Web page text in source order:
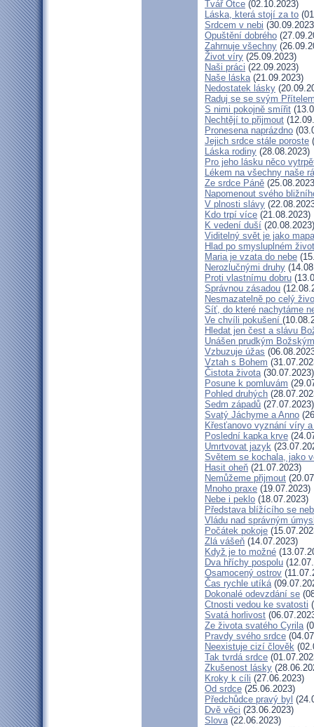
Tvář Otce (02.10.2023)
Láska, která stojí za to
Srdcem v nebi
Opuštění dobrého
Zahrnuje všechny
Život víry (25.09.2023)
Naši práci (22.09.2023)
Naše láska(21.09.2023)
Nedostatek lásky
Raduj se se svým
S nimi pokojně smířit
Nechtějí to přijmout
Pronesena naprázdno
Jejich srdce stále poroste
Láska rodiny (28.08.2023)
Pro jeho lásku něco
Lékem na všechny naše
Ze srdce Páně
Napomenout svého
V plnosti slávy
Kdo trpí více (21.08.2023)
K vedení duší (20.08.2023)
Viditelný svět je jako mapa
Hlad po smysluplném
Maria je vzata do nebe
Nerozlučnými druhy
Proti vlastnímu dobru
Správnou zásadou
Nesmazatelně po celý
Síť, do které nachytáme
Ve chvíli pokušení
Hledat jen čest a slávu
Unášen prudkým
Vzbuzuje úžas
Vztah s Bohem
Čistota života(30.07.2023)
Posune k pomluvám
Pohled druhých
Sedm západů (27.07.2023)
Svatý Jáchyme a Anno
Křesťanovo vyznání víry
Poslední kapka krve
Umrtvovat jazyk
Světem se kochala, jako
Hasit oheň (21.07.2023)
Nemůžeme přijmout
Mnoho praxe (19.07.2023)
Nebe i peklo (18.07.2023)
Představa blížícího se
Vládu nad správným
Počátek pokoje
Zlá vášeň (14.07.2023)
Když je to možné
Dva hříchy pospolu
Osamocený ostrov
Čas rychle utíká
Dokonalé odevzdání se
Ctnosti vedou ke svatosti
Svatá horlivost
Ze života svatého Cyrila
Pravdy svého srdce
Neexistuje cizí člověk
Tak tvrdá srdce
Zkušenost lásky
Kroky k cíli (27.06.2023)
Od srdce (25.06.2023)
Předchůdce pravý byl
Dvě věci (23.06.2023)
Slova(22.06.2023)